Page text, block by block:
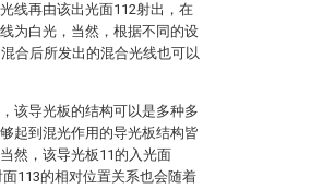
线再由该出光面112射出，在
为白光，当然，根据不同的设
合后所发出的混合光线也可以
该导光板的结构可以是多种多
起到混光作用的导光板结构皆
然，该导光板11的入光面
113的相对位置关系也会随着